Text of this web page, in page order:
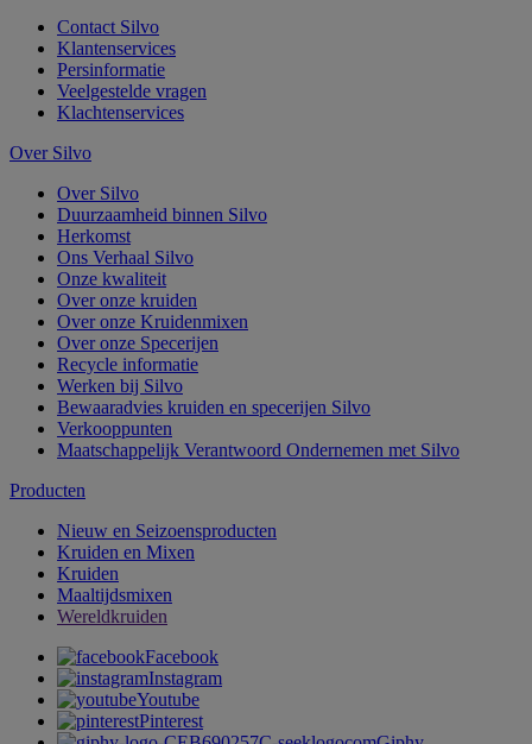
Contact Silvo
Klantenservices
Persinformatie
Veelgestelde vragen
Klachtenservices
Over Silvo
Over Silvo
Duurzaamheid binnen Silvo
Herkomst
Ons Verhaal Silvo
Onze kwaliteit
Over onze kruiden
Over onze Kruidenmixen
Over onze Specerijen
Recycle informatie
Werken bij Silvo
Bewaaradvies kruiden en specerijen Silvo
Verkooppunten
Maatschappelijk Verantwoord Ondernemen met Silvo
Producten
Nieuw en Seizoensproducten
Kruiden en Mixen
Kruiden
Maaltijdsmixen
Wereldkruiden
Facebook
Instagram
Youtube
Pinterest